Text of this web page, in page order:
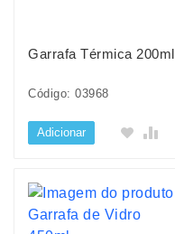
Garrafa Térmica 200ml
Código: 03968
Adicionar